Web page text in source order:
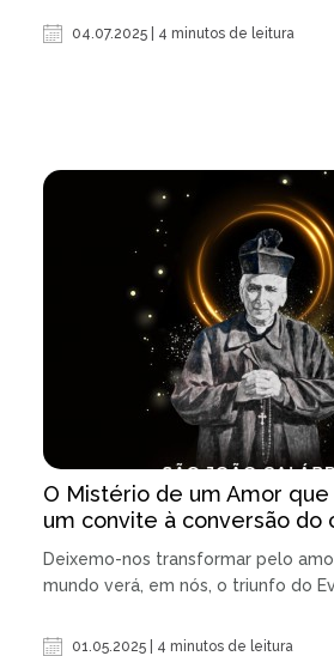
04.07.2025 | 4 minutos de leitura
O Mistério de um Amor que
um convite à conversão do
Deixemo-nos transformar pelo
mundo verá, em nós, o triunfo do
01.05.2025 | 4 minutos de leitura